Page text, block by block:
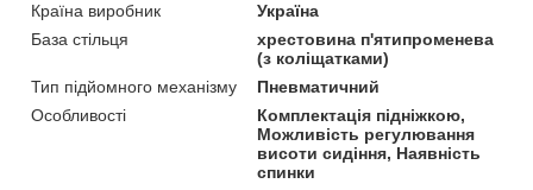
Країна виробник
Україна
База стільця
хрестовина п'ятипроменева
(з коліщатками)
Тип підйомного механізму
Пневматичний
Особливості
Комплектація підніжкою,
Можливість регулювання
висоти сидіння, Наявність
спинки